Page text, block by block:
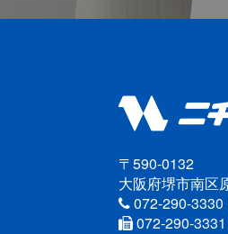
〒590-0132
大阪府堺市南区
072-290-3330
072-290-3331